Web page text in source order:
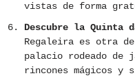
vistas de forma
Descubre la Quinta
Regaleira es otra
palacio rodeado de
rincones mágicos y